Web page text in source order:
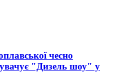
чесно
"Дизель шоу" у